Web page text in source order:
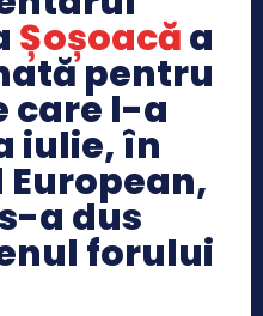
Șoșoacăa
pentru
care l-a
iulie, în
a dus
forului